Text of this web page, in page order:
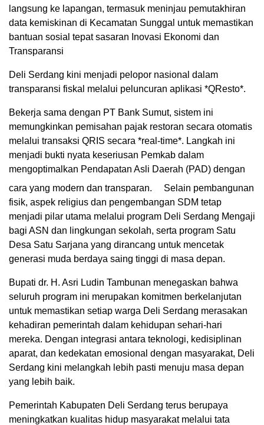
langsung ke lapangan, termasuk meninjau pemutakhiran
data kemiskinan di Kecamatan Sunggal untuk memastikan
bantuan sosial tepat sasaran Inovasi Ekonomi dan
Transparansi
Deli Serdang kini menjadi pelopor nasional dalam
transparansi fiskal melalui peluncuran aplikasi *QResto*.
Bekerja sama dengan PT Bank Sumut, sistem ini
memungkinkan pemisahan pajak restoran secara otomatis
melalui transaksi QRIS secara *real-time*. Langkah ini
menjadi bukti nyata keseriusan Pemkab dalam
mengoptimalkan Pendapatan Asli Daerah (PAD) dengan
cara yang modern dan transparan.
Selain pembangunan
fisik, aspek religius dan pengembangan SDM tetap
menjadi pilar utama melalui program Deli Serdang Mengaji
bagi ASN dan lingkungan sekolah, serta program Satu
Desa Satu Sarjana yang dirancang untuk mencetak
generasi muda berdaya saing tinggi di masa depan.
Bupati dr. H. Asri Ludin Tambunan menegaskan bahwa
seluruh program ini merupakan komitmen berkelanjutan
untuk memastikan setiap warga Deli Serdang merasakan
kehadiran pemerintah dalam kehidupan sehari-hari
mereka. Dengan integrasi antara teknologi, kedisiplinan
aparat, dan kedekatan emosional dengan masyarakat, Deli
Serdang kini melangkah lebih pasti menuju masa depan
yang lebih baik.
Pemerintah Kabupaten Deli Serdang terus berupaya
meningkatkan kualitas hidup masyarakat melalui tata